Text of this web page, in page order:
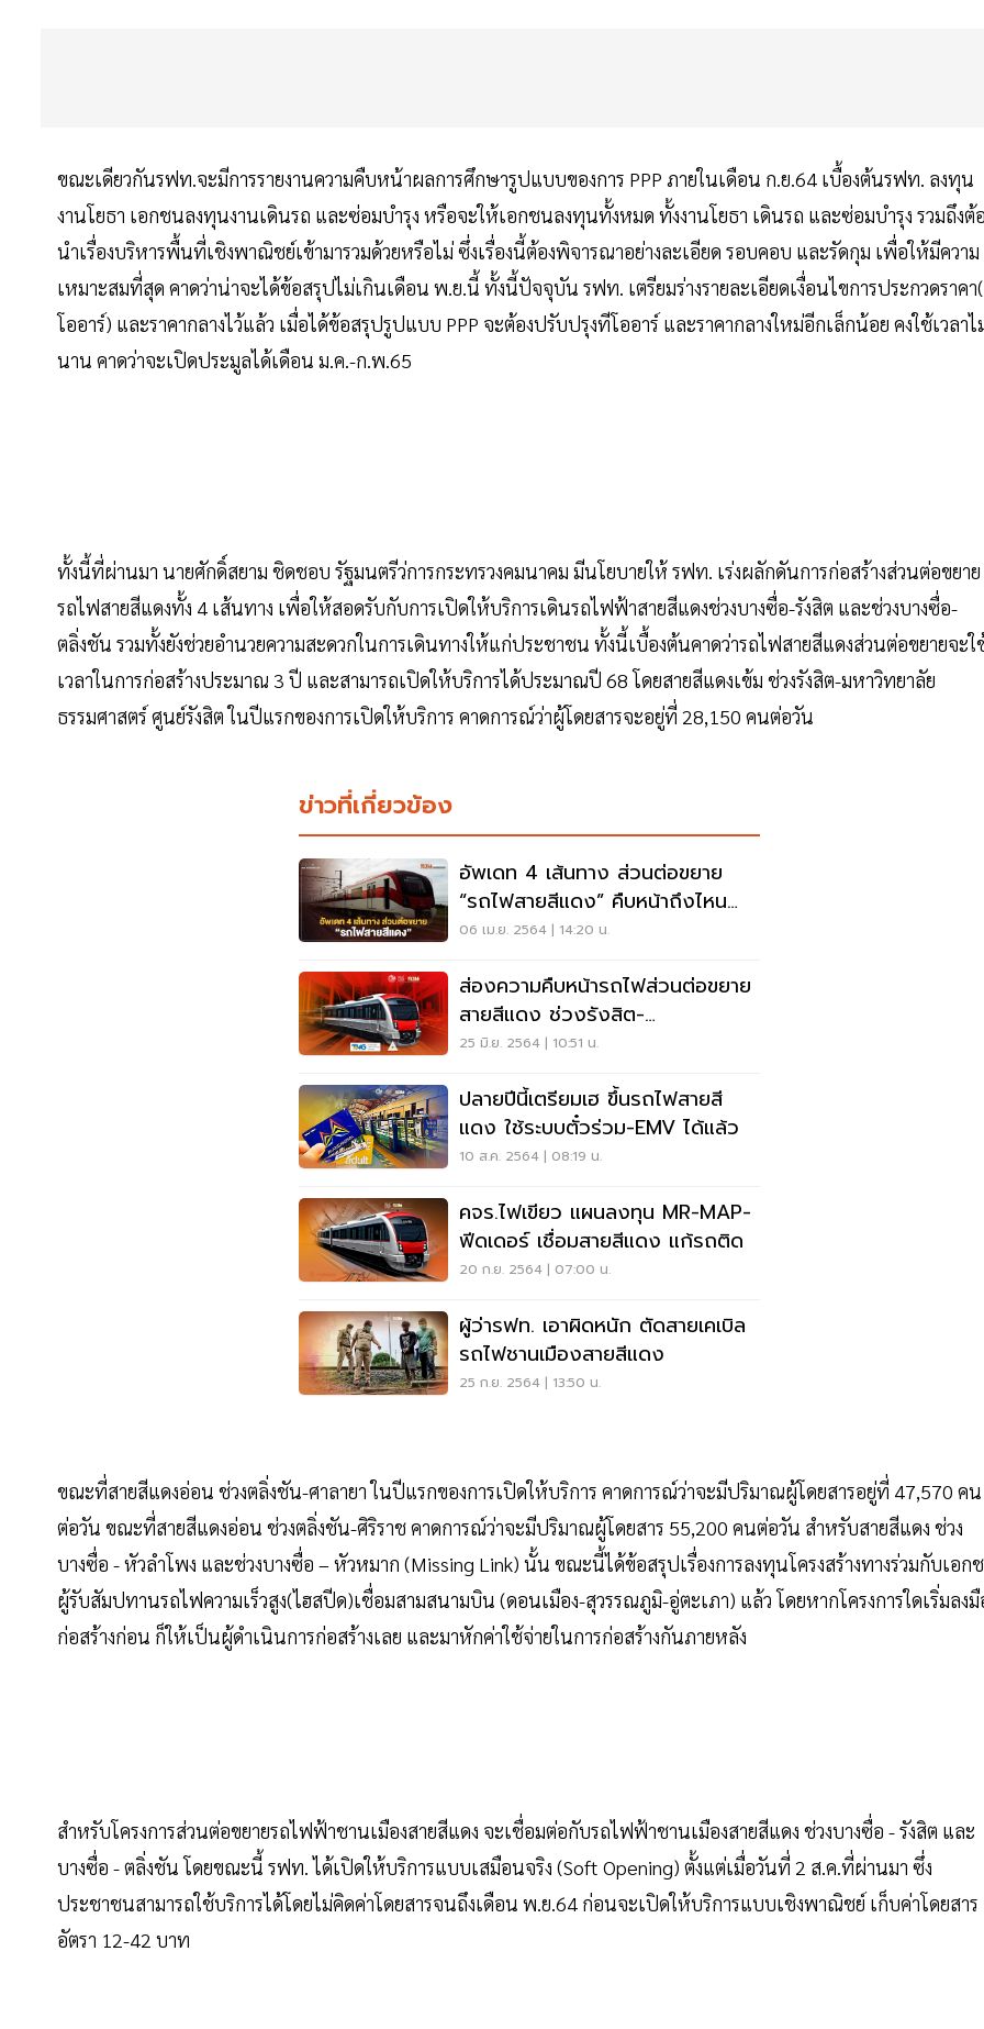
ขณะเดียวกันรฟท.จะมีการรายงานความคืบหน้าผลการศึกษารูปแบบของการ PPP ภายในเดือน ก.ย.64 เบื้องต้นรฟท. ลงทุน
งานโยธา เอกชนลงทุนงานเดินรถ และซ่อมบำรุง หรือจะให้เอกชนลงทุนทั้งหมด ทั้งงานโยธา เดินรถ และซ่อมบำรุง รวมถึงต้
นำเรื่องบริหารพื้นที่เชิงพาณิชย์เข้ามารวมด้วยหรือไม่ ซึ่งเรื่องนี้ต้องพิจารณาอย่างละเอียด รอบคอบ และรัดกุม เพื่อให้มีความ
เหมาะสมที่สุด คาดว่าน่าจะได้ข้อสรุปไม่เกินเดือน พ.ย.นี้ ทั้งนี้ปัจจุบัน รฟท. เตรียมร่างรายละเอียดเงื่อนไขการประกวดราค
โออาร์) และราคากลางไว้แล้ว เมื่อได้ข้อสรุปรูปแบบ PPP จะต้องปรับปรุงทีโออาร์ และราคากลางใหม่อีกเล็กน้อย คงใช้เวลาไ
นาน คาดว่าจะเปิดประมูลได้เดือน ม.ค.-ก.พ.65
ทั้งนี้ที่ผ่านมา นายศักดิ์สยาม ชิดชอบ รัฐมนตรีว่การกระทรวงคมนาคม มีนโยบายให้ รฟท. เร่งผลักดันการก่อสร้างส่วนต่อขยาย
รถไฟสายสีแดงทั้ง 4 เส้นทาง เพื่อให้สอดรับกับการเปิดให้บริการเดินรถไฟฟ้าสายสีแดงช่วงบางซื่อ-รังสิต และช่วงบางซื่อ-
ตลิ่งชัน รวมทั้งยังช่วยอำนวยความสะดวกในการเดินทางให้แก่ประชาชน ทั้งนี้เบื้องต้นคาดว่ารถไฟสายสีแดงส่วนต่อขยายจะใ
เวลาในการก่อสร้างประมาณ 3 ปี และสามารถเปิดให้บริการได้ประมาณปี 68 โดยสายสีแดงเข้ม ช่วงรังสิต-มหาวิทยาลัย
ธรรมศาสตร์ ศูนย์รังสิต ในปีแรกของการเปิดให้บริการ คาดการณ์ว่าผู้โดยสารจะอยู่ที่ 28,150 คนต่อวัน
ข่าวที่เกี่ยวข้อง
อัพเดท 4 เส้นทาง ส่วนต่อขยาย
“รถไฟสายสีแดง” คืบหน้าถึงไหน
แล้ว
06 เม.ย. 2564 | 14:20 น.
ส่องความคืบหน้ารถไฟส่วนต่อขยาย
สายสีแดง ช่วงรังสิต-
ม.ธรรมศาสตร์ ถึงไหนแล้ว
25 มิ.ย. 2564 | 10:51 น.
ปลายปีนี้เตรียมเฮ ขึ้นรถไฟสายสี
แดง ใช้ระบบตั๋วร่วม-EMV ได้แล้ว
10 ส.ค. 2564 | 08:19 น.
คจร.ไฟเขียว แผนลงทุน MR-MAP-
ฟีดเดอร์ เชื่อมสายสีแดง แก้รถติด
20 ก.ย. 2564 | 07:00 น.
ผู้ว่ารฟท. เอาผิดหนัก ตัดสายเคเบิล
รถไฟชานเมืองสายสีแดง
25 ก.ย. 2564 | 13:50 น.
ขณะที่สายสีแดงอ่อน ช่วงตลิ่งชัน-ศาลายา ในปีแรกของการเปิดให้บริการ คาดการณ์ว่าจะมีปริมาณผู้โดยสารอยู่ที่ 47,570 คน
ต่อวัน ขณะที่สายสีแดงอ่อน ช่วงตลิ่งชัน-ศิริราช คาดการณ์ว่าจะมีปริมาณผู้โดยสาร 55,200 คนต่อวัน สำหรับสายสีแดง ช่วง
บางซื่อ - หัวลำโพง และช่วงบางซื่อ – หัวหมาก (Missing Link) นั้น ขณะนี้ได้ข้อสรุปเรื่องการลงทุนโครงสร้างทางร่วมกับเอก
ผู้รับสัมปทานรถไฟความเร็วสูง(ไฮสปีด)เชื่อมสามสนามบิน (ดอนเมือง-สุวรรณภูมิ-อู่ตะเภา) แล้ว โดยหากโครงการใดเริ่มลง
ก่อสร้างก่อน ก็ให้เป็นผู้ดำเนินการก่อสร้างเลย และมาหักค่าใช้จ่ายในการก่อสร้างกันภายหลัง
สำหรับโครงการส่วนต่อขยายรถไฟฟ้าชานเมืองสายสีแดง จะเชื่อมต่อกับรถไฟฟ้าชานเมืองสายสีแดง ช่วงบางซื่อ - รังสิต และ
บางซื่อ - ตลิ่งชัน โดยขณะนี้ รฟท. ได้เปิดให้บริการแบบเสมือนจริง (Soft Opening) ตั้งแต่เมื่อวันที่ 2 ส.ค.ที่ผ่านมา ซึ่ง
ประชาชนสามารถใช้บริการได้โดยไม่คิดค่าโดยสารจนถึงเดือน พ.ย.64 ก่อนจะเปิดให้บริการแบบเชิงพาณิชย์ เก็บค่าโดยสาร
อัตรา 12-42 บาท